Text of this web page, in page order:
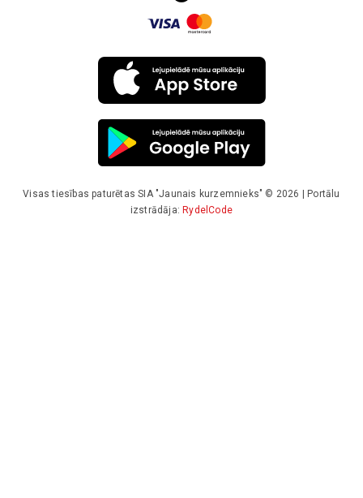
Visas tiesības paturētas SIA "Jaunais kurzemnieks" © 2026 | Portālu
izstrādāja: RydelCode